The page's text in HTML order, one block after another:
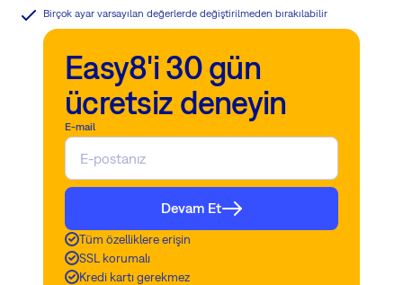
Birçok ayar varsayılan değerlerde değiştirilmeden bırakılabilir
Easy8'i 30 gün
ücretsiz deneyin
E-mail
Devam Et
Tüm özelliklere erişin
SSL korumalı
Kredi kartı gerekmez